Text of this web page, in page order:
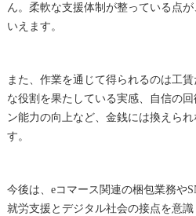
ん。柔軟な支援体制が整っている点
いえます。
また、作業を通じて得られるのは工
な役割を果たしている実感、自信の
ン能力の向上など、金銭には換えら
す。
今後は、eコマース関連の梱包業務や
就労支援とデジタル社会の接点を意